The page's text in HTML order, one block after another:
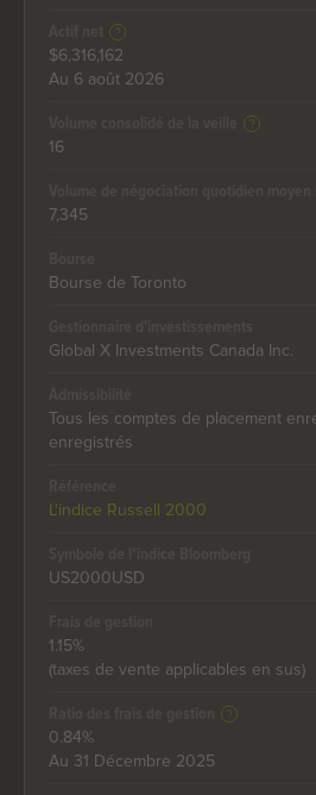
$6,316,162
Au 6 août 2026
16
7,345
Bourse de Toronto
Global X Investments Canada Inc.
Tous les comptes de placement
enregistrés
L'indice Russell 2000
US2000USD
1.15%
(taxes de vente applicables en sus)
0.84%
Au 31 Décembre 2025